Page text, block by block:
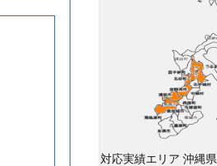
対応実績エリア 沖縄